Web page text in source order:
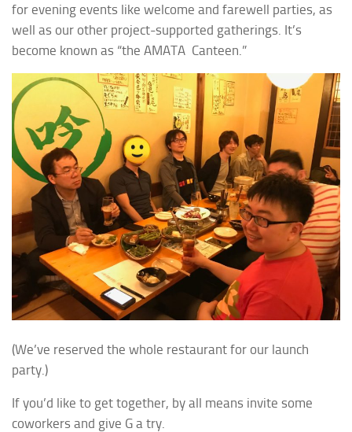
for evening events like welcome and farewell parties, as
well as our other project-supported gatherings. It’s
become known as “the AMATA Canteen.”
(We’ve reserved the whole restaurant for our launch
party.)
If you’d like to get together, by all means invite some
coworkers and give G a try.